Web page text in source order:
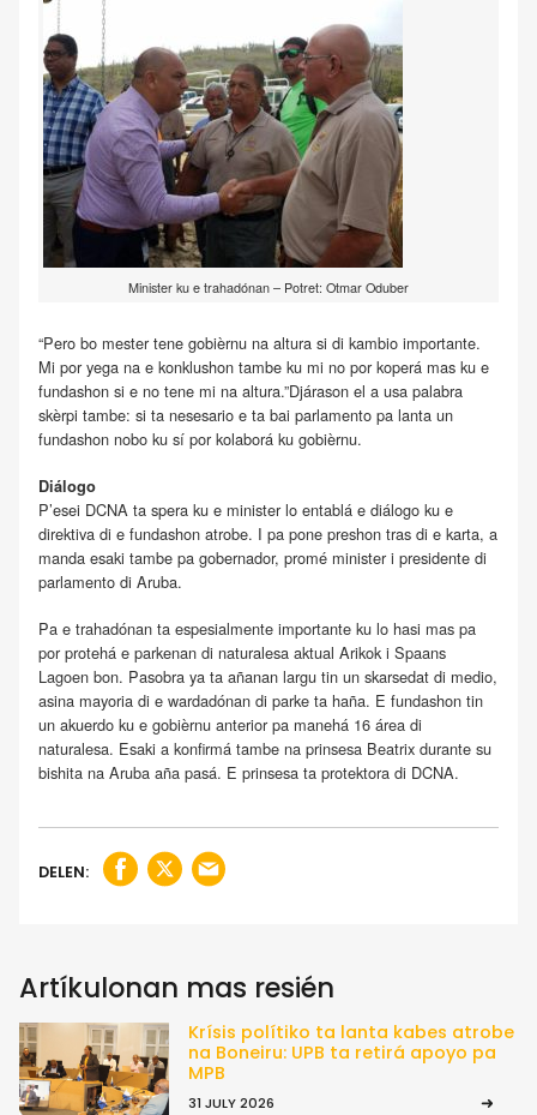
Minister ku e trahadónan – Potret: Otmar Oduber
“Pero bo mester tene gobièrnu na altura si di kambio importante.
Mi por yega na e konklushon tambe ku mi no por koperá mas ku e
fundashon si e no tene mi na altura.”Djárason el a usa palabra
skèrpi tambe: si ta nesesario e ta bai parlamento pa lanta un
fundashon nobo ku sí por kolaborá ku gobièrnu.
Diálogo
P’esei DCNA ta spera ku e minister lo entablá e diálogo ku e
direktiva di e fundashon atrobe. I pa pone preshon tras di e karta, a
manda esaki tambe pa gobernador, promé minister i presidente di
parlamento di Aruba.
Pa e trahadónan ta espesialmente importante ku lo hasi mas pa
por protehá e parkenan di naturalesa aktual Arikok i Spaans
Lagoen bon. Pasobra ya ta añanan largu tin un skarsedat di medio,
asina mayoria di e wardadónan di parke ta haña. E fundashon tin
un akuerdo ku e gobièrnu anterior pa manehá 16 área di
naturalesa. Esaki a konfirmá tambe na prinsesa Beatrix durante su
bishita na Aruba aña pasá. E prinsesa ta protektora di DCNA.
DELEN:
Artíkulonan mas resién
Krísis polítiko ta lanta kabes atrobe
na Boneiru: UPB ta retirá apoyo pa
MPB
31 JULY 2026